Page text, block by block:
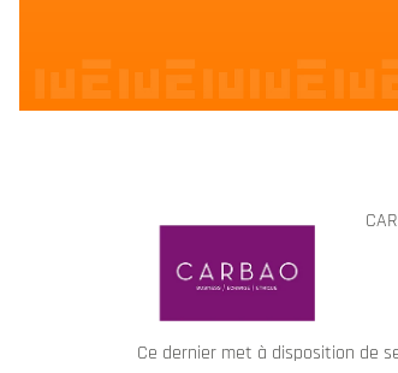
Ce dernier met à disposition de